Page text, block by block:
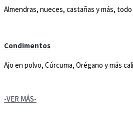
Almendras, nueces, castañas y más,
Condimentos
Ajo en polvo, Cúrcuma, Orégano y más
-VER MÁS-